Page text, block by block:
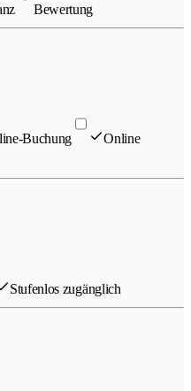
Bewertung
Buchung
Online
Stufenlos zugänglich